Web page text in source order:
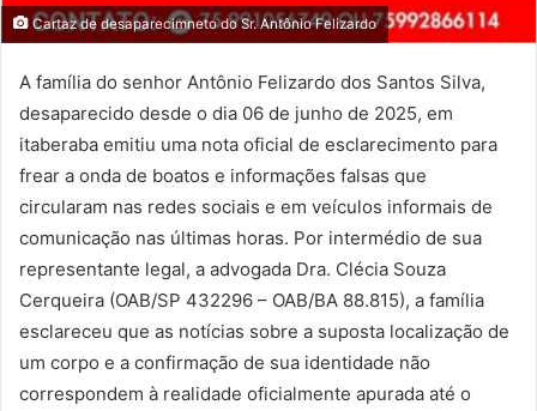
Cartaz de desaparecimneto do Sr. Antônio Felizardo
A família do senhor Antônio Felizardo dos Santos Silva,
desaparecido desde o dia 06 de junho de 2025, em
itaberaba emitiu uma nota oficial de esclarecimento para
frear a onda de boatos e informações falsas que
circularam nas redes sociais e em veículos informais de
comunicação nas últimas horas. Por intermédio de sua
representante legal, a advogada Dra. Clécia Souza
Cerqueira (OAB/SP 432296 – OAB/BA 88.815), a família
esclareceu que as notícias sobre a suposta localização de
um corpo e a confirmação de sua identidade não
correspondem à realidade oficialmente apurada até o